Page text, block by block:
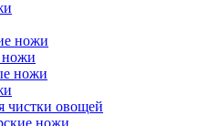
ножи
ножи
чистки овощей
ножи